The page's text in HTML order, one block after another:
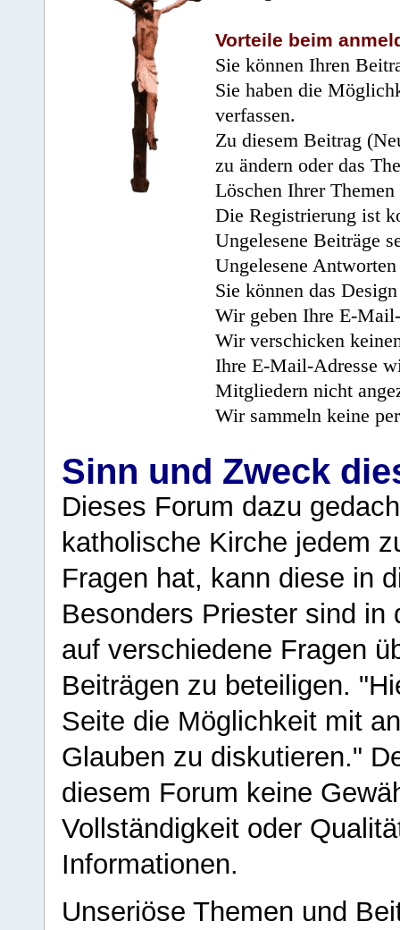
Vorteile beim
Sie können Ihren
Sie haben die
verfassen.
Zu diesem Beitrag
zu ändern oder das
Löschen Ihrer
Die Registrierung ist
Ungelesene Beiträge
Ungelesene
Sie können das
Wir geben Ihre E-
Wir verschicken
Ihre E-Mail-Adresse
Mitgliedern nicht
Wir sammeln keine
Sinn und Zweck
Dieses Forum dazu
katholische Kirche jedem
Fragen hat, kann diese in
Besonders Priester sind in
auf verschiedene Fragen
Beiträgen zu beteiligen.
Seite die Möglichkeit mit
Glauben zu diskutieren."
diesem Forum keine
Vollständigkeit oder
Informationen.
Unseriöse Themen und